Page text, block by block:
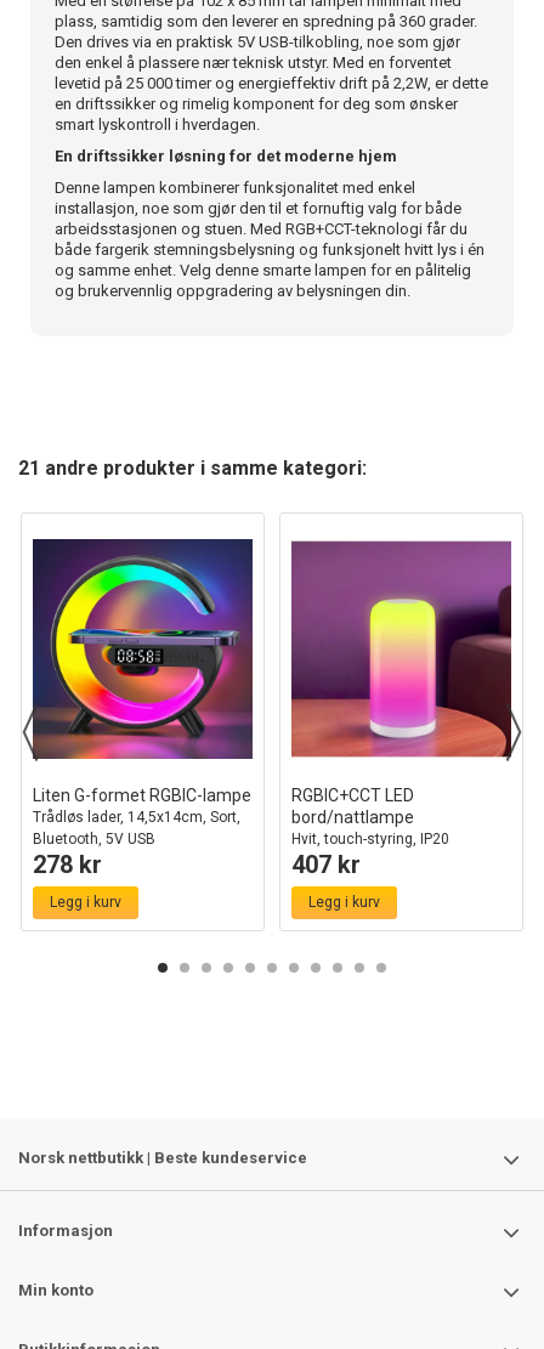
plass, samtidig som den leverer en spredning på 360 grader.
Den drives via en praktisk 5V USB-tilkobling, noe som gjør
den enkel å plassere nær teknisk utstyr. Med en forventet
levetid på 25 000 timer og energieffektiv drift på 2,2W, er dette
en driftssikker og rimelig komponent for deg som ønsker
smart lyskontroll i hverdagen.
En driftssikker løsning for det moderne hjem
Denne lampen kombinerer funksjonalitet med enkel
installasjon, noe som gjør den til et fornuftig valg for både
arbeidsstasjonen og stuen. Med RGB+CCT-teknologi får du
både fargerik stemningsbelysning og funksjonelt hvitt lys i én
og samme enhet. Velg denne smarte lampen for en pålitelig
og brukervennlig oppgradering av belysningen din.
21 andre produkter i samme kategori:
Liten G-formet RGBIC-lampe
Trådløs lader, 14,5x14cm, Sort,
Bluetooth, 5V USB
278 kr
Legg i kurv
RGBIC+CCT LED
bord/nattlampe
Hvit, touch-styring, IP20
innendørs
407 kr
Legg i kurv
Norsk nettbutikk | Beste kundeservice
Informasjon
Min konto